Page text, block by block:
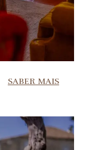
SABER MAIS